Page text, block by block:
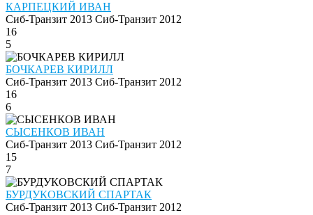
КАРПЕЦКИЙ ИВАН
Сиб-Транзит 2013 Сиб-Транзит 2012
16
5
БОЧКАРЕВ КИРИЛЛ
Сиб-Транзит 2013 Сиб-Транзит 2012
16
6
СЫСЕНКОВ ИВАН
Сиб-Транзит 2013 Сиб-Транзит 2012
15
7
БУРДУКОВСКИЙ СПАРТАК
Сиб-Транзит 2013 Сиб-Транзит 2012